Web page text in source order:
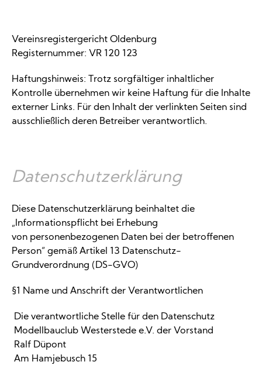
Vereinsregistergericht Oldenburg
Registernummer: VR 120 123
Haftungshinweis: Trotz sorgfältiger inhaltlicher
Kontrolle übernehmen wir keine Haftung für die Inhalte
externer Links. Für den Inhalt der verlinkten Seiten sind
ausschließlich deren Betreiber verantwortlich.
Datenschutzerklärung
Diese Datenschutzerklärung beinhaltet die
„Informationspflicht bei Erhebung
von personenbezogenen Daten bei der betroffenen
Person“ gemäß Artikel 13 Datenschutz-
Grundverordnung (DS-GVO)
§1 Name und Anschrift der Verantwortlichen
Die verantwortliche Stelle für den Datenschutz
Modellbauclub Westerstede e.V. der Vorstand
Ralf Düpont
Am Hamjebusch 15